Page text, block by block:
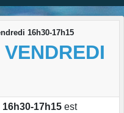
16h30-17h15
17h15 est